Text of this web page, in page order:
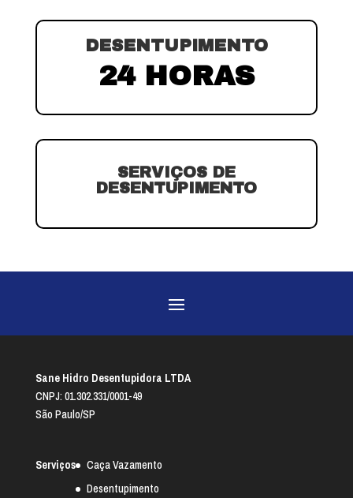
DESENTUPIMENTO
24 HORAS
SERVIÇOS DE
DESENTUPIMENTO
Sane Hidro Desentupidora LTDA
CNPJ: 01.302.331/0001-49
São Paulo/SP
Serviços
Caça Vazamento
Desentupimento